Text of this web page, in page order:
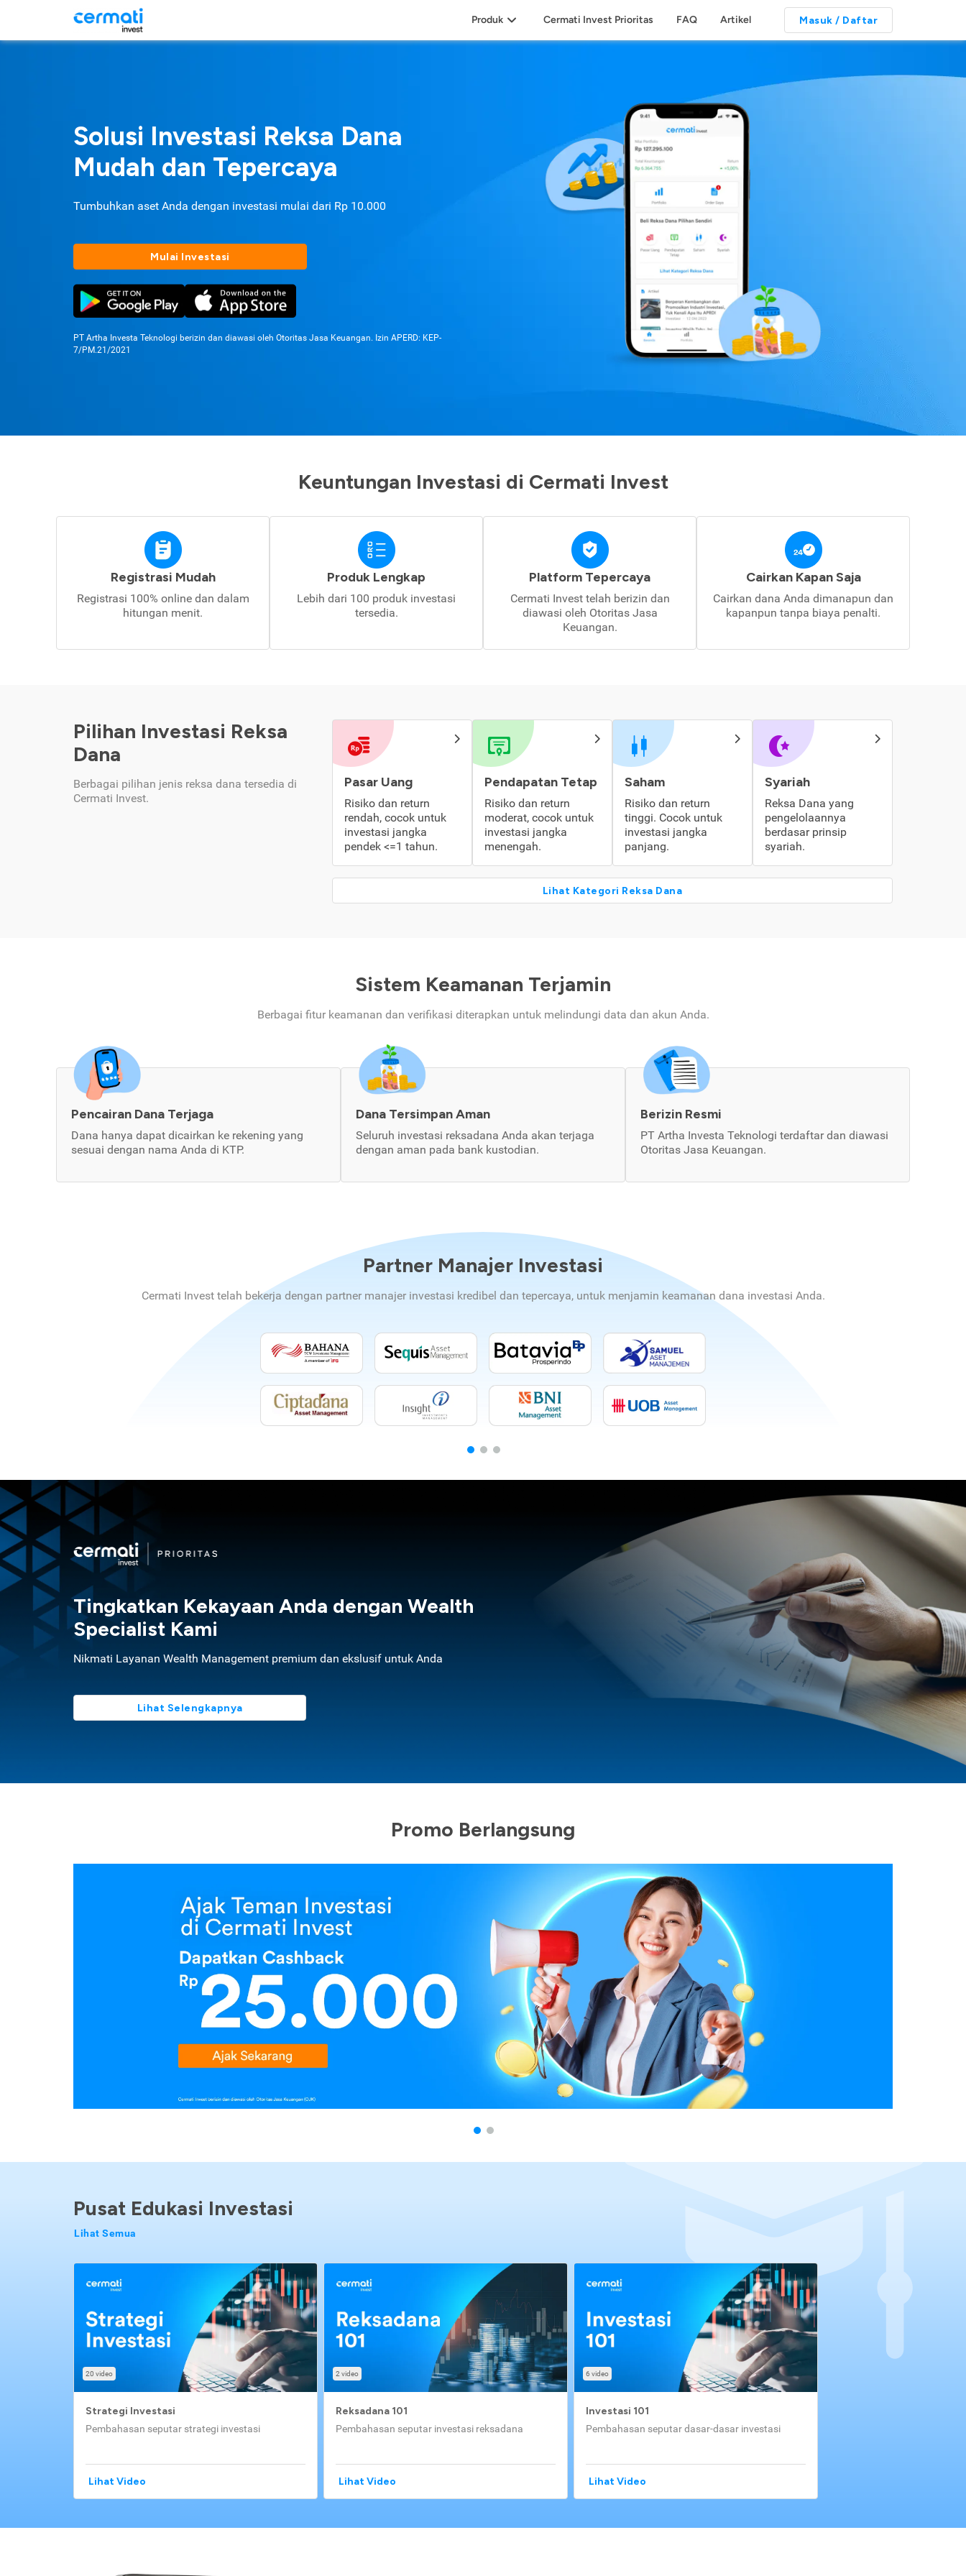
Produk Cermati Invest Prioritas FAQ Artikel Masuk / Daftar
Solusi Investasi Reksa Dana
Mudah dan Tepercaya
Tumbuhkan aset Anda dengan investasi mulai dari Rp 10.000
Mulai Investasi
PT Artha Investa Teknologi berizin dan diawasi oleh Otoritas Jasa Keuangan. Izin APERD: KEP-
7/PM.21/2021
Keuntungan Investasi di Cermati Invest
Registrasi Mudah
Registrasi 100% online dan dalam
hitungan menit.
Produk Lengkap
Lebih dari 100 produk investasi
tersedia.
Platform Tepercaya
Cermati Invest telah berizin dan
diawasi oleh Otoritas Jasa
Keuangan.
Cairkan Kapan Saja
Cairkan dana Anda dimanapun dan
kapanpun tanpa biaya penalti.
Pilihan Investasi Reksa
Dana
Berbagai pilihan jenis reksa dana tersedia di
Cermati Invest.
Pasar Uang
Risiko dan return
rendah, cocok untuk
investasi jangka
pendek <=1 tahun.
Pendapatan Tetap
Risiko dan return
moderat, cocok untuk
investasi jangka
menengah.
Saham
Risiko dan return
tinggi. Cocok untuk
investasi jangka
panjang.
Syariah
Reksa Dana yang
pengelolaannya
berdasar prinsip
syariah.
Lihat Kategori Reksa Dana
Sistem Keamanan Terjamin
Berbagai fitur keamanan dan verifikasi diterapkan untuk melindungi data dan akun Anda.
Pencairan Dana Terjaga
Dana hanya dapat dicairkan ke rekening yang
sesuai dengan nama Anda di KTP.
Dana Tersimpan Aman
Seluruh investasi reksadana Anda akan terjaga
dengan aman pada bank kustodian.
Berizin Resmi
PT Artha Investa Teknologi terdaftar dan diawasi
Otoritas Jasa Keuangan.
Partner Manajer Investasi
Cermati Invest telah bekerja dengan partner manajer investasi kredibel dan tepercaya, untuk menjamin keamanan dana investasi Anda.
Tingkatkan Kekayaan Anda dengan Wealth
Specialist Kami
Nikmati Layanan Wealth Management premium dan ekslusif untuk Anda
Lihat Selengkapnya
Promo Berlangsung
Pusat Edukasi Investasi
Lihat Semua
20 video
Strategi Investasi
Pembahasan seputar strategi investasi
Lihat Video
2 video
Reksadana 101
Pembahasan seputar investasi reksadana
Lihat Video
6 video
Investasi 101
Pembahasan seputar dasar-dasar investasi
Lihat Video